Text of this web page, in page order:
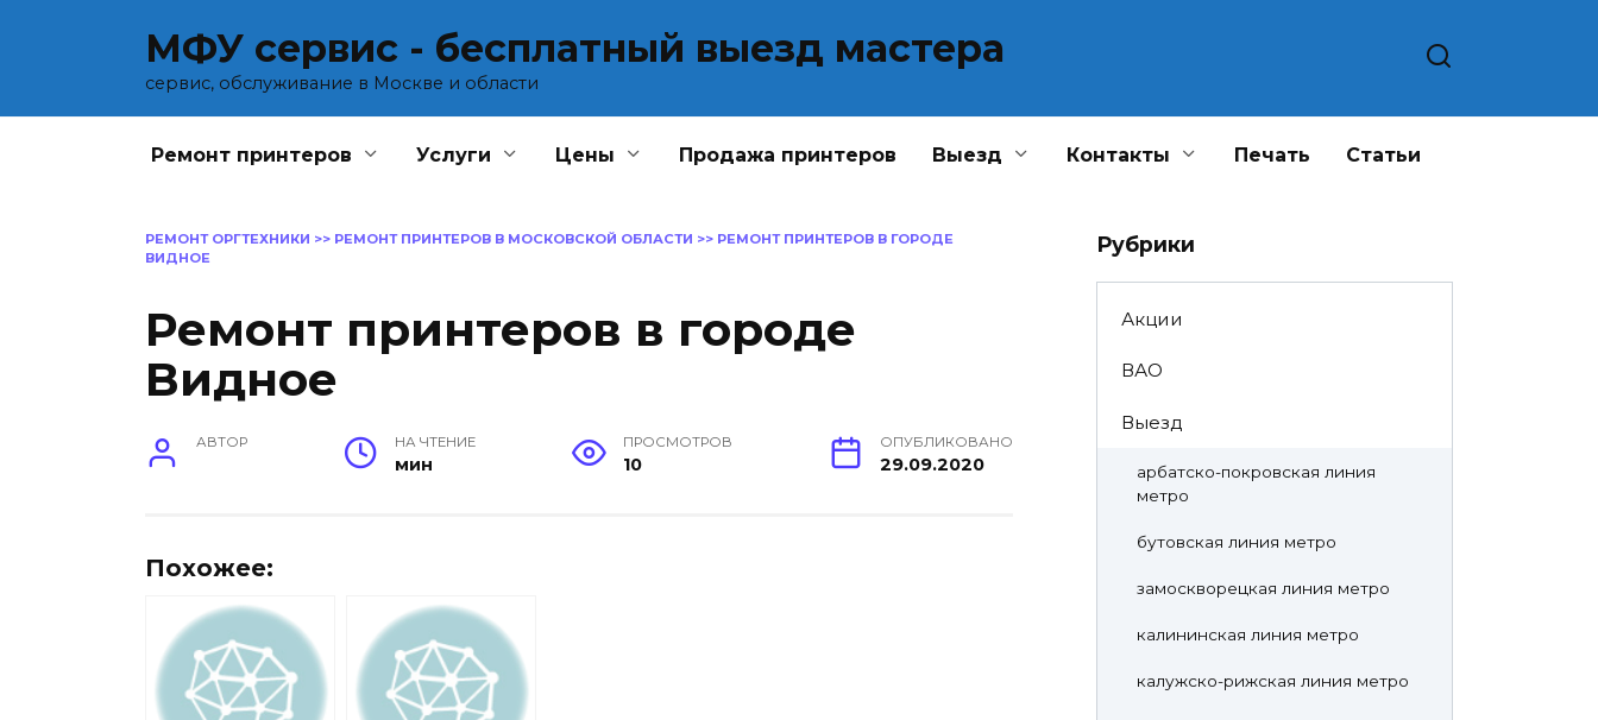
МФУ сервис - бесплатный выезд мастера
сервис, обслуживание в Москве и области
Ремонт принтеров Услуги Цены Продажа принтеров Выезд Контакты Печать Статьи
РЕМОНТ ОРГТЕХНИКИ >> РЕМОНТ ПРИНТЕРОВ В МОСКОВСКОЙ ОБЛАСТИ >> РЕМОНТ ПРИНТЕРОВ В ГОРОДЕ
ВИДНОЕ
Ремонт принтеров в городе
Видное
АВТОР НА ЧТЕНИЕ
мин
ПРОСМОТРОВ
10
ОПУБЛИКОВАНО
29.09.2020
Похожее:
Рубрики
Акции
ВАО
Выезд
арбатско-покровская линия
метро
бутовская линия метро
замоскворецкая линия метро
калининская линия метро
калужско-рижская линия метро